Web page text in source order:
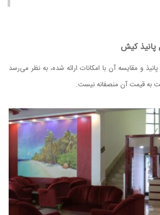
کیش
و مقایسه آن با امکانات ارائه شده، به نظر می‌رسد
به قیمت آن منصفانه نیست.